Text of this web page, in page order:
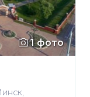
1 фото